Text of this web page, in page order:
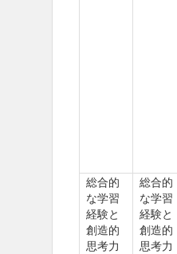
総合的
な学習
経験と
創造的
思考力
総合的
な学習
経験と
創造的
思考力